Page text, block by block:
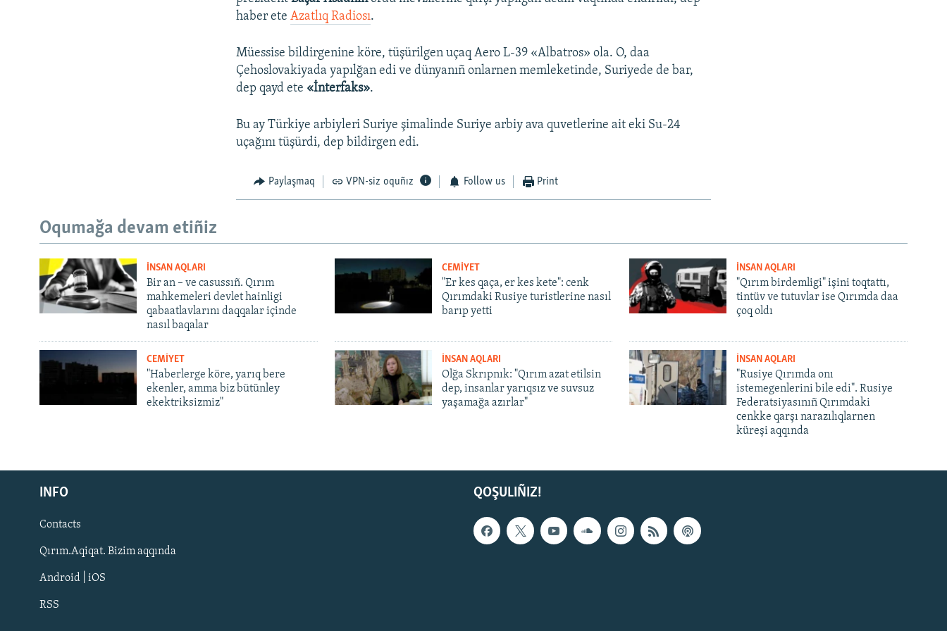
Русский
Українською
QOŞULIÑIZ!
haber eteAzatlıq Radiosı.
Müessise bildirgenine köre, tüşürilgen uçaq Aero L-39 «Albatros» ola. O, daa
Çehoslovakiyada yapılğan edi ve dünyanıñ onlarnen memleketinde, Suriyede de bar,
dep qayd ete «İnterfaks».
Bu ay Türkiye arbiyleri Suriye şimalinde Suriye arbiy ava quvetlerine ait eki Su-24
uçağını tüşürdi, dep bildirgen edi.
Paylaşmaq VPN-siz oquñız Follow us Print
Oqumağa devam etiñiz
İNSAN AQLARI
Bir an – ve casussıñ. Qırım
mahkemeleri devlet hainligi
qabaatlavlarını daqqalar içinde
nasıl baqalar
CEMİYET
"Er kes qaça, er kes kete": cenk
Qırımdaki Rusiye turistlerine nasıl
barıp yetti
İNSAN AQLARI
"Qırım birdemligi" işini toqtattı,
tintüv ve tutuvlar ise Qırımda daa
çoq oldı
CEMİYET
"Haberlerge köre, yarıq bere
ekenler, amma biz bütünley
ekektriksizmiz"
İNSAN AQLARI
Olğa Skrıpnık: "Qırım azat etilsin
dep, insanlar yarıqsız ve suvsuz
yaşamağa azırlar"
İNSAN AQLARI
"Rusiye Qırımda onı
istemegenlerini bile edi". Rusiye
Federatsiyasınıñ Qırımdaki
cenkke qarşı narazılıqlarnen
küreşi aqqında
QOŞULIÑIZ!
INFO
Contacts
Qırım.Aqiqat. Bizim aqqında
Android | iOS
RSS